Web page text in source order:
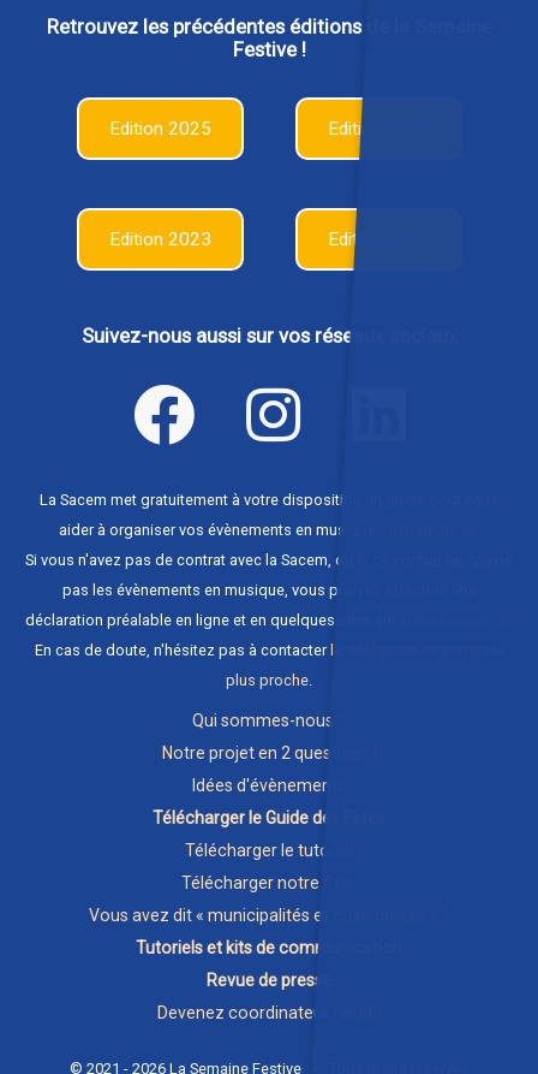
Retrouvez les précédentes éditions de la Semaine
Festive !
Edition 2025 Edition 2024
Edition 2023 Edition 2022
Suivez-nous aussi sur vos réseaux sociaux
La Sacem met gratuitement à votre disposition un guide pour vous
aider à organiser vos évènements en musique,
Si vous n'avez pas de contrat avec la Sacem, ou si ce contrat ne couvre
pas les évènements en musique, vous pouvez effectuer une
déclaration préalable en ligne et en quelques clics sur
En cas de doute, n'hésitez pas à contacter
plus proche
Qui sommes-nous ?
Notre projet en 2 questions !
Idées d'évènements
Télécharger le Guide des Fêtes
Télécharger le tutoriel
Télécharger notre flyer
Vous avez dit « municipalités et collectivités » ?
Tutoriels et kits de communication
Revue de presse
Devenez coordinateur festif !
© 2021 - 2026 La Semaine Festive • Tous droits réservés